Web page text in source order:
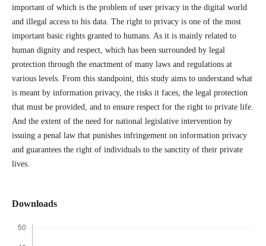
important of which is the problem of user privacy in the digital world
and illegal access to his data. The right to privacy is one of the most
important basic rights granted to humans. As it is mainly related to
human dignity and respect, which has been surrounded by legal
protection through the enactment of many laws and regulations at
various levels. From this standpoint, this study aims to understand what
is meant by information privacy, the risks it faces, the legal protection
that must be provided, and to ensure respect for the right to private life.
And the extent of the need for national legislative intervention by
issuing a penal law that punishes infringement on information privacy
and guarantees the right of individuals to the sanctity of their private
lives.
Downloads